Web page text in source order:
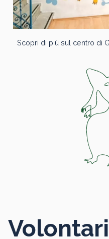
Scopri di più sul centro di